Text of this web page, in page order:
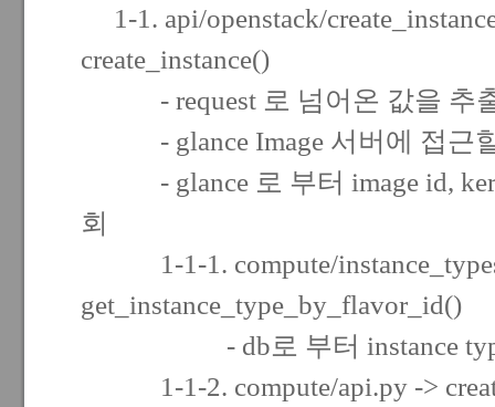
1-1. api/openstack/
create_instance()
- request 로 넘어온 값을 추
- glance Image 서버에 접근할
- glance 로 부터 image id,
회
1-1-1. compute/
get_instance_type_by_flavor_id()
- db로 부터 instance type
1-1-2. compute/api.py ->